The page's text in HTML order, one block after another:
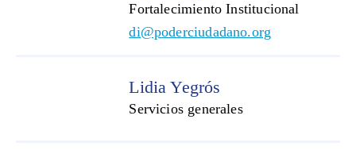
Fortalecimiento Institucional
di@poderciudadano.org
Lidia Yegrós
Servicios generales